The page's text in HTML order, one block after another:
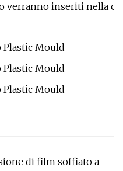
inseriti nella
di film soffiato a